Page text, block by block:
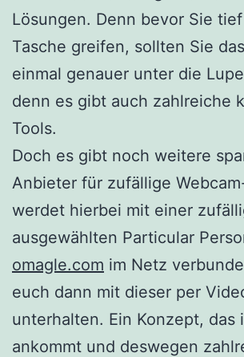
Lösungen. Denn bevor Sie
Tasche greifen, sollten Sie
einmal genauer unter die
denn es gibt auch zahlreiche
Tools.
Doch es gibt noch weitere
Anbieter für zufällige
werdet hierbei mit einer
ausgewählten Particular
omagle.com im Netz
euch dann mit dieser per
unterhalten. Ein Konzept, das
ankommt und deswegen